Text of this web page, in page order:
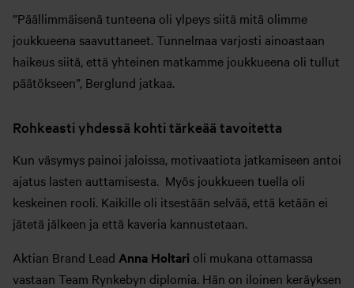
”Päällimmäisenä tunteena oli ylpeys siitä mitä olimme
joukkueena saavuttaneet. Tunnelmaa varjosti ainoastaan
haikeus siitä, että yhteinen matkamme joukkueena oli tullut
päätökseen”, Berglund jatkaa.
Rohkeasti yhdessä kohti tärkeää tavoitetta
Kun väsymys painoi jaloissa, motivaatiota jatkamiseen antoi
ajatus lasten auttamisesta. Myös joukkueen tuella oli
keskeinen rooli. Kaikille oli itsestään selvää, että ketään ei
jätetä jälkeen ja että kaveria kannustetaan.
Aktian Brand Lead Anna Holtari oli mukana ottamassa
vastaan Team Rynkebyn diplomia. Hän on iloinen keräyksen